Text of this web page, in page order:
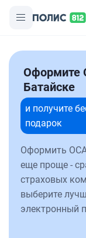
Оформите
Батайске
и получите
подарок
Оформить
еще проще -
страховых
выберите
электронный